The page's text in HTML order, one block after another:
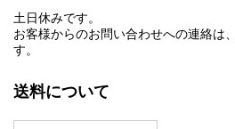
土日休みです。
お客様からのお問い合わせへの連絡は
す。
送料について